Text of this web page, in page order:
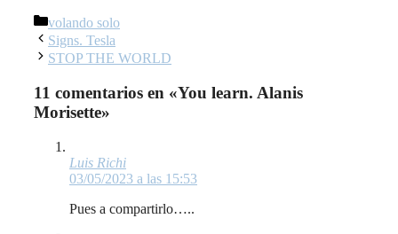
Categorías
volando solo
Navegación
de
entradas
Signs. Tesla
STOP THE WORLD
11 comentarios en «You learn. Alanis
Morisette»
Luis Richi
03/05/2023 a las 15:53
Pues a compartirlo…..